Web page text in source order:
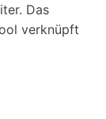
Das
verknüpft